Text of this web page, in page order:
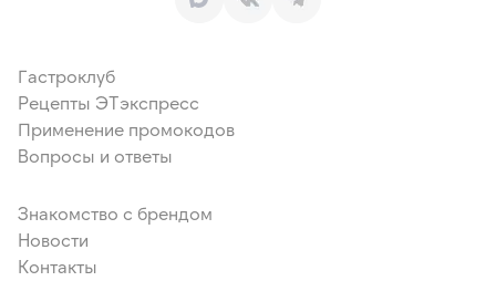
Гастроклуб
Рецепты ЭТэкспресс
Применение промокодов
Вопросы и ответы
Знакомство с брендом
Новости
Контакты